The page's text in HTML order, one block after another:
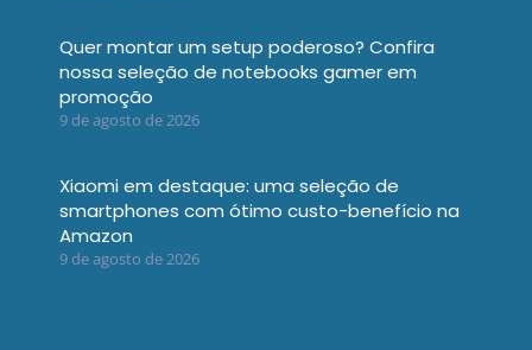
Quer montar um setup poderoso? Confira
nossa seleção de notebooks gamer em
promoção
9 de agosto de 2026
Xiaomi em destaque: uma seleção de
smartphones com ótimo custo-benefício na
Amazon
9 de agosto de 2026